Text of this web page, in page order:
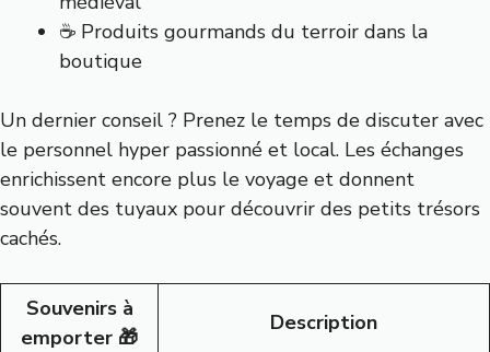
☕ Produits gourmands du terroir dans la
boutique
Un dernier conseil ? Prenez le temps de discuter avec
le personnel hyper passionné et local. Les échanges
enrichissent encore plus le voyage et donnent
souvent des tuyaux pour découvrir des petits trésors
cachés.
Souvenirs à
emporter 🎁
Description